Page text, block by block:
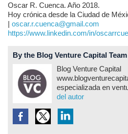
Oscar R. Cuenca. Año 2018.
Hoy crónica desde la Ciudad de
| oscar.r.cuenca@gmail.com
https://www.linkedin.com/in/
By the Blog Venture Capital Team
Blog Venture Capital
especializada en
del autor